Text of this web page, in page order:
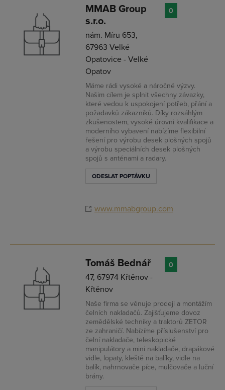
MMAB Group
s.r.o.
nám. Míru 653,
67963 Velké
Opatovice - Velké
Opatov
Máme rádi vysoké a náročné výzvy.
Našim cílem je splnit všechny závazky,
které vedou k uspokojení potřeb, přání a
požadavků zákazníků. Díky rozsáhlým
zkušenostem, vysoké úrovni kvalifikace a
moderního vybavení nabízíme flexibilní
řešení pro výrobu desek plošných spojů
a výrobu speciálních desek plošných
spojů s anténami a radary.
ODESLAT POPTÁVKU
www.mmabgroup.com
0
Tomáš Bednář
47, 67974 Křtěnov -
Křtěnov
Naše firma se věnuje prodeji a montážím
čelních nakladačů. Zajišťujeme dovoz
zemědělské techniky a traktorů ZETOR
ze zahraničí. Nabízíme příslušenství pro
čelní nakladače, teleskopické
manipulátory a mini nakladače, drapákové
vidle, lopaty, kleště na balíky, vidle na
balík, nahrnovače píce, mulčovače a luční
brány.
0